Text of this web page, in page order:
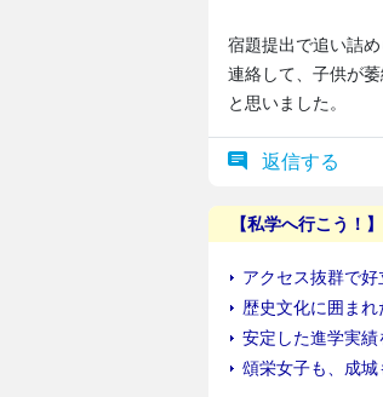
宿題提出で追い詰
連絡して、子供が
と思いました。
返信する